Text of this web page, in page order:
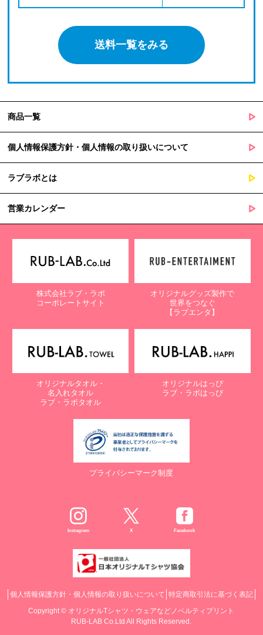
送料一覧をみる
商品一覧
個人情報保護方針・個人情報の取り扱いについて
ラブラボとは
営業カレンダー
株式会社ラブ・ラボ
コーポレートサイト
オリジナルグッズ製作で
世界をつなぐ
【ラブエンタ】
オリジナルタオル・
名入れタオル
ラブ・ラボタオル
オリジナルはっぴ
ラブ・ラボはっぴ
プライバシーマーク制度
Instagram X Facebook
個人情報保護方針・個人情報の取り扱いについて 特定商取引法に基づく表記
Copyright © オリジナルTシャツ・ウェアなどノベルティプリント
RUB-LAB Co.Ltd All Rights Reserved.